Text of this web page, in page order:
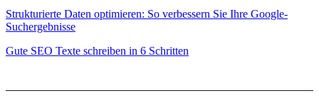
Strukturierte Daten optimieren: So verbessern Sie Ihre Google-
Suchergebnisse
Gute SEO Texte schreiben in 6 Schritten